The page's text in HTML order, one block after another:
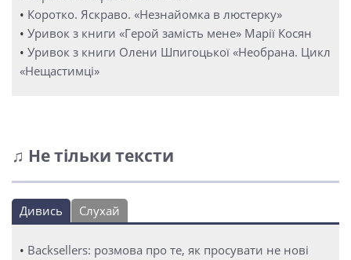
• Коротко. Яскраво. «Незнайомка в люстерку»
• Уривок з книги «Герой замість мене» Марії Косян
• Уривок з книги Олени Шпигоцької «Необрана. Цикл
«Нещастимці»
♫ Не тільки тексти
Дивись Слухай
• Backsellers: розмова про те, як просувати не нові